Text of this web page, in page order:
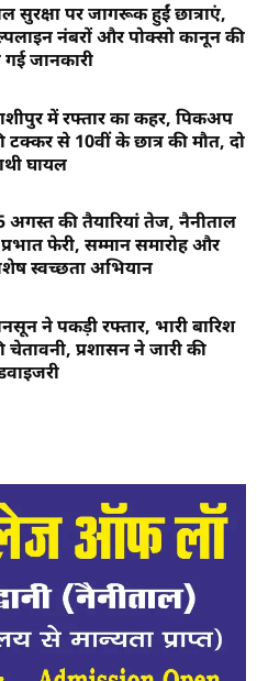
सुरक्षा पर जागरूक हुईं छात्राएं,
नंबरों और पोक्सो कानून की
गई जानकारी
में रफ्तार का कहर, पिकअप
टक्कर से 10वीं के छात्र की मौत, दो
घायल
अगस्त की तैयारियां तेज, नैनीताल
फेरी, सम्मान समारोह और
स्वच्छता अभियान
ने पकड़ी रफ्तार, भारी बारिश
चेतावनी, प्रशासन ने जारी की